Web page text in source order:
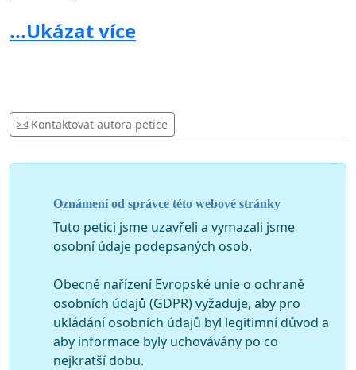
S podporou:
Omega; Klub přátel účetnictví; Paragraf - časopis studentů
Právnické fakulty UK; PESUP; Politologický klub FSV UK;
Sdružení Arachne; Studentská iniciativa Sametový měsíc;
IIPS (FSS MU); The Student Times; Unie studentů VŠE;
Univerzitní křesťanské hnutí; Vysokoškolské katolické hnutí
Olomouc, z. s..
...Ukázat více
Kontaktovat autora petice
Oznámení od správce této webové stránky
Tuto petici jsme uzavřeli a vymazali jsme
osobní údaje podepsaných osob.
Obecné nařízení Evropské unie o ochraně
osobních údajů (GDPR) vyžaduje, aby pro
ukládání osobních údajů byl legitimní důvod a
aby informace byly uchovávány po co
nejkratší dobu.